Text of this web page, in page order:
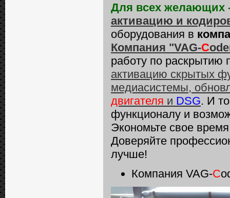
Для всех
активацию и
оборудования в
Компания "VAG-C
работу по
активацию скрытых
медиасистемы,
двигателя и DSG. И
функционалу и
Экономьте свое
Доверяйте
лучше!
Компания VAG-C